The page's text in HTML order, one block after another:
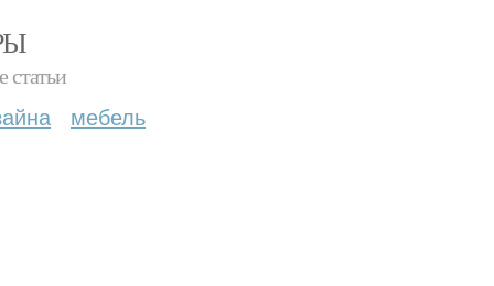
статьи
мебель